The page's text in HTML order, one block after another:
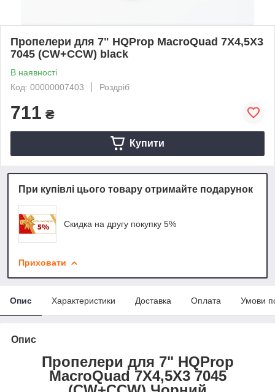
Пропелери для 7" HQProp MacroQuad 7X4,5X3
7045 (CW+CCW) black
В наявності
Код: 00000007403
Роздріб
711 ₴
Купити
При купівлі цього товару отримайте подарунок
Скидка на другу покупку 5%
Приховати
Опис Характеристики Доставка Оплата Умови
Опис
Пропелери для 7" HQProp
MacroQuad 7X4,5X3 7045